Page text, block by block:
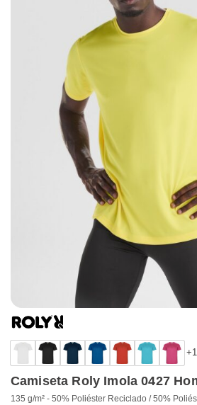
Camiseta Roly Imola 0427
135 g/m² - 50% Poliéster Reciclado / 50%